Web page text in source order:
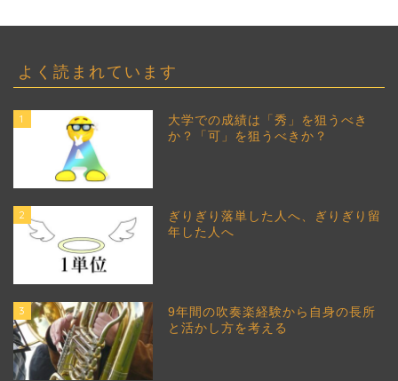
よく読まれています
1
大学での成績は「秀」を狙うべき
か？「可」を狙うべきか？
2
ぎりぎり落単した人へ、ぎりぎり留
年した人へ
3
9年間の吹奏楽経験から自身の長所
と活かし方を考える